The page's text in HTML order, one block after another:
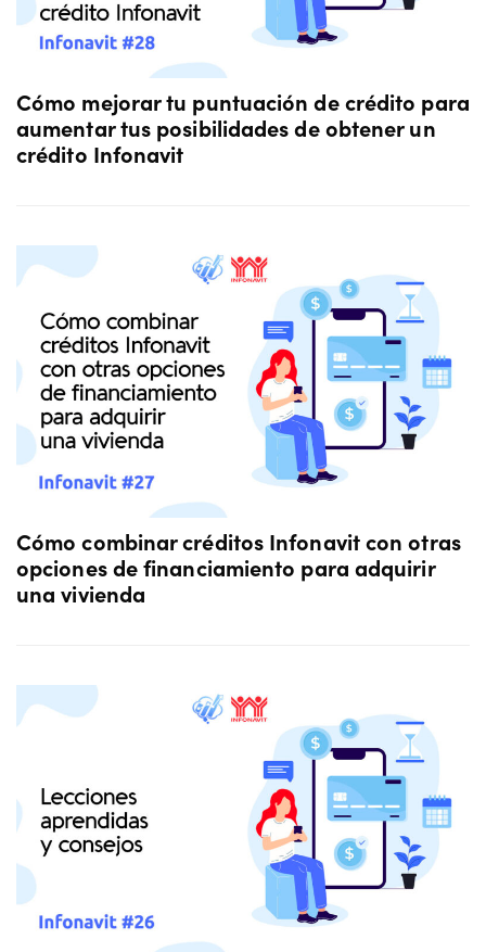
Cómo mejorar tu puntuación de crédito para
aumentar tus posibilidades de obtener un
crédito Infonavit
Cómo combinar créditos Infonavit con otras
opciones de financiamiento para adquirir
una vivienda